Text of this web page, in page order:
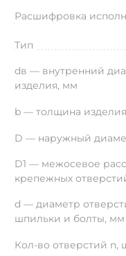
Расшифровка
Тип
dв — внутренний
изделия, мм
b — толщина
D — наружный
D1 — межосевое
крепежных
d — диаметр
шпильки и болты, мм
Кол-во отверстий n,